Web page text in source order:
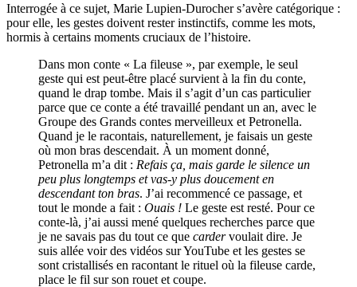
Interrogée à ce sujet, Marie Lupien-Durocher s’avère catégorique :
pour elle, les gestes doivent rester instinctifs, comme les mots,
hormis à certains moments cruciaux de l’histoire.
Dans mon conte « La fileuse », par exemple, le seul
geste qui est peut-être placé survient à la fin du conte,
quand le drap tombe. Mais il s’agit d’un cas particulier
parce que ce conte a été travaillé pendant un an, avec le
Groupe des Grands contes merveilleux et Petronella.
Quand je le racontais, naturellement, je faisais un geste
où mon bras descendait. À un moment donné,
Petronella m’a dit : Refais ça, mais garde le silence un
peu plus longtemps et vas-y plus doucement en
descendant ton bras. J’ai recommencé ce passage, et
tout le monde a fait : Ouais ! Le geste est resté. Pour ce
conte-là, j’ai aussi mené quelques recherches parce que
je ne savais pas du tout ce que cardervoulait dire. Je
suis allée voir des vidéos sur YouTube et les gestes se
sont cristallisés en racontant le rituel où la fileuse carde,
place le fil sur son rouet et coupe.